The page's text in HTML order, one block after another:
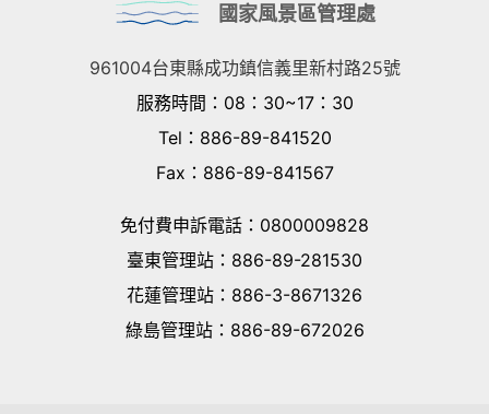
國家風景區管理處
961004台東縣成功鎮信義里新村路25號
服務時間 ：08：30~17：30
Tel：886-89-841520
Fax：886-89-841567
免付費申訴電話 ： 0800009828
臺東管理站 ： 886-89-281530
花蓮管理站 ： 886-3-8671326
綠島管理站： 886-89-672026